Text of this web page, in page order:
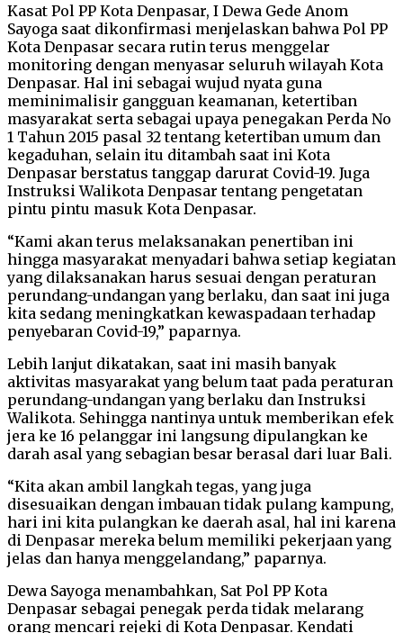
Kasat Pol PP Kota Denpasar, I Dewa Gede Anom
Sayoga saat dikonfirmasi menjelaskan bahwa Pol PP
Kota Denpasar secara rutin terus menggelar
monitoring dengan menyasar seluruh wilayah Kota
Denpasar. Hal ini sebagai wujud nyata guna
meminimalisir gangguan keamanan, ketertiban
masyarakat serta sebagai upaya penegakan Perda No
1 Tahun 2015 pasal 32 tentang ketertiban umum dan
kegaduhan, selain itu ditambah saat ini Kota
Denpasar berstatus tanggap darurat Covid-19. Juga
Instruksi Walikota Denpasar tentang pengetatan
pintu pintu masuk Kota Denpasar.
“Kami akan terus melaksanakan penertiban ini
hingga masyarakat menyadari bahwa setiap kegiatan
yang dilaksanakan harus sesuai dengan peraturan
perundang-undangan yang berlaku, dan saat ini juga
kita sedang meningkatkan kewaspadaan terhadap
penyebaran Covid-19,” paparnya.
Lebih lanjut dikatakan, saat ini masih banyak
aktivitas masyarakat yang belum taat pada peraturan
perundang-undangan yang berlaku dan Instruksi
Walikota. Sehingga nantinya untuk memberikan efek
jera ke 16 pelanggar ini langsung dipulangkan ke
darah asal yang sebagian besar berasal dari luar Bali.
“Kita akan ambil langkah tegas, yang juga
disesuaikan dengan imbauan tidak pulang kampung,
hari ini kita pulangkan ke daerah asal, hal ini karena
di Denpasar mereka belum memiliki pekerjaan yang
jelas dan hanya menggelandang,” paparnya.
Dewa Sayoga menambahkan, Sat Pol PP Kota
Denpasar sebagai penegak perda tidak melarang
orang mencari rejeki di Kota Denpasar. Kendati